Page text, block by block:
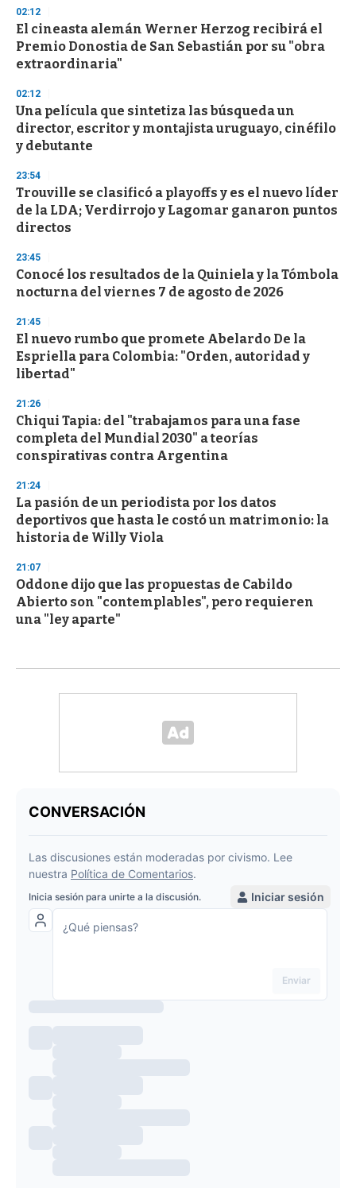
d
s
o
f
3
s
e
c
o
n
d
02:12
El cineasta alemán Werner Herzog recibirá el
Premio Donostia de San Sebastián por su "obra
extraordinaria"
02:12
Una película que sintetiza las búsqueda un
director, escritor y montajista uruguayo, cinéfilo
y debutante
23:54
Trouville se clasificó a playoffs y es el nuevo líder
de la LDA; Verdirrojo y Lagomar ganaron puntos
directos
23:45
Conocé los resultados de la Quiniela y la Tómbola
nocturna del viernes 7 de agosto de 2026
21:45
El nuevo rumbo que promete Abelardo De la
Espriella para Colombia: "Orden, autoridad y
libertad"
21:26
Chiqui Tapia: del "trabajamos para una fase
completa del Mundial 2030" a teorías
conspirativas contra Argentina
21:24
La pasión de un periodista por los datos
deportivos que hasta le costó un matrimonio: la
historia de Willy Viola
21:07
Oddone dijo que las propuestas de Cabildo
Abierto son "contemplables", pero requieren
una "ley aparte"